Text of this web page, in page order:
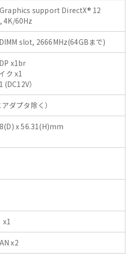
support DirectX® 12
4K/60Hz
slot, 2666MHz(64GBまで)
x1br
ク x1
）
ダプタ除く）
x 56.31(H)mm
x1
x2